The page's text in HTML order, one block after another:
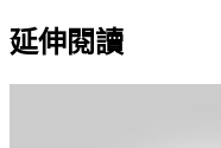
延伸閱讀